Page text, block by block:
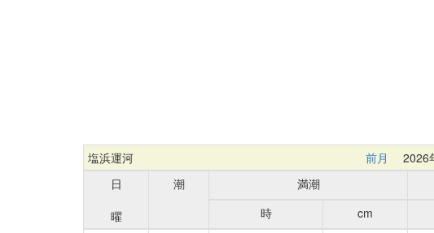
塩浜運河 前月 2026
日
曜
潮 満潮
時
cm